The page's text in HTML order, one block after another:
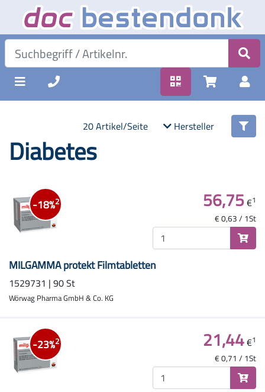
20 Artikel/Seite Hersteller
Diabetes
-18%2
MILGAMMA protekt Filmtabletten
1529731 | 90 St
Wörwag Pharma GmbH & Co. KG
56,75€1
€ 0,63 / 1St
-23%2 21,44€1
€ 0,71 / 1St